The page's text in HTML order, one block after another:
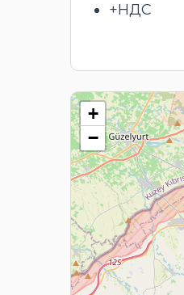
+НДС
+
−